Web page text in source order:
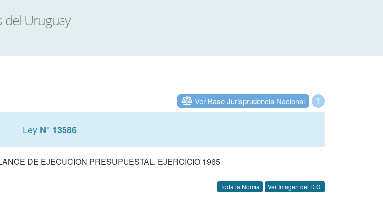
?
Ver Base Jurisprudencia Nacional
Ley N° 13586
DE EJECUCION PRESUPUESTAL. EJERCICIO 1965
Toda la Norma Ver Imagen del D.O.